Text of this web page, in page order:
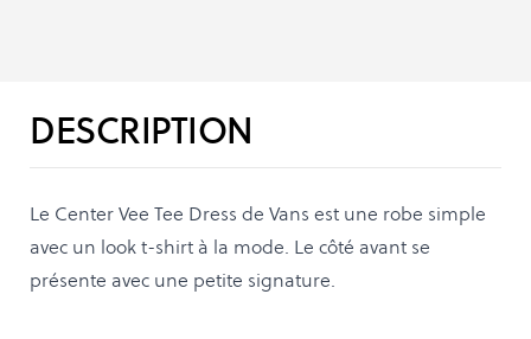
DESCRIPTION
Le Center Vee Tee Dress de Vans est une robe simple
avec un look t-shirt à la mode. Le côté avant se
présente avec une petite signature.